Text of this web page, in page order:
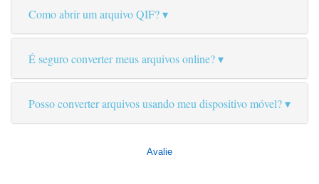
Como abrir um arquivo QIF?
É seguro converter meus arquivos online?
Posso converter arquivos usando meu dispositivo móvel?
Avalie